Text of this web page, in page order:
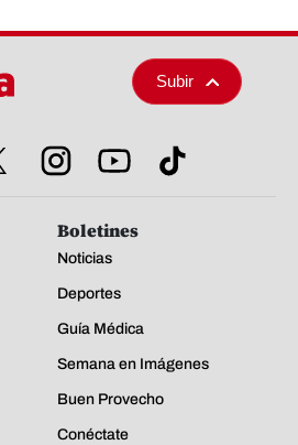
Subir
Boletines
Noticias
Deportes
Guía Médica
Semana en Imágenes
Buen Provecho
Conéctate